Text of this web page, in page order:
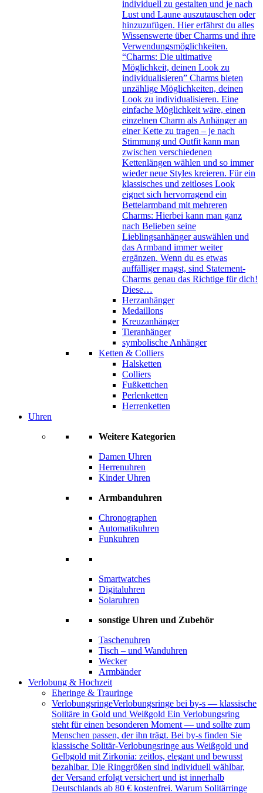
individuell zu gestalten und je nach
Lust und Laune auszutauschen oder
hinzuzufügen. Hier erfährst du alles
Wissenswerte über Charms und ihre
Verwendungsmöglichkeiten.
“Charms: Die ultimative
Möglichkeit, deinen Look zu
individualisieren” Charms bieten
unzählige Möglichkeiten, deinen
Look zu individualisieren. Eine
einfache Möglichkeit wäre, einen
einzelnen Charm als Anhänger an
einer Kette zu tragen – je nach
Stimmung und Outfit kann man
zwischen verschiedenen
Kettenlängen wählen und so immer
wieder neue Styles kreieren. Für ein
klassisches und zeitloses Look
eignet sich hervorragend ein
Bettelarmband mit mehreren
Charms: Hierbei kann man ganz
nach Belieben seine
Lieblingsanhänger auswählen und
das Armband immer weiter
ergänzen. Wenn du es etwas
auffälliger magst, sind Statement-
Charms genau das Richtige für dich!
Diese…
Herzanhänger
Medaillons
Kreuzanhänger
Tieranhänger
symbolische Anhänger
Ketten & Colliers
Halsketten
Colliers
Fußkettchen
Perlenketten
Herrenketten
Uhren
Weitere Kategorien
Damen Uhren
Herrenuhren
Kinder Uhren
Armbanduhren
Chronographen
Automatikuhren
Funkuhren
Smartwatches
Digitaluhren
Solaruhren
sonstige Uhren und Zubehör
Taschenuhren
Tisch – und Wanduhren
Wecker
Armbänder
Verlobung & Hochzeit
Eheringe & Trauringe
VerlobungsringeVerlobungsringe bei by-s — klassische
Solitäre in Gold und Weißgold Ein Verlobungsring
steht für einen besonderen Moment — und sollte zum
Menschen passen, der ihn trägt. Bei by-s finden Sie
klassische Solitär-Verlobungsringe aus Weißgold und
Gelbgold mit Zirkonia: zeitlos, elegant und bewusst
bezahlbar. Die Ringgrößen sind individuell wählbar,
der Versand erfolgt versichert und ist innerhalb
Deutschlands ab 80 € kostenfrei. Warum Solitärringe